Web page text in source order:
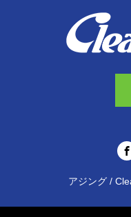
アジング /